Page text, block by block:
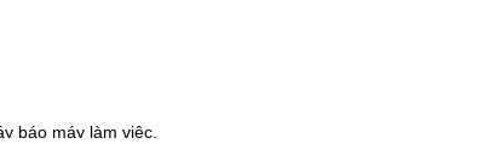
báo máy làm việc.